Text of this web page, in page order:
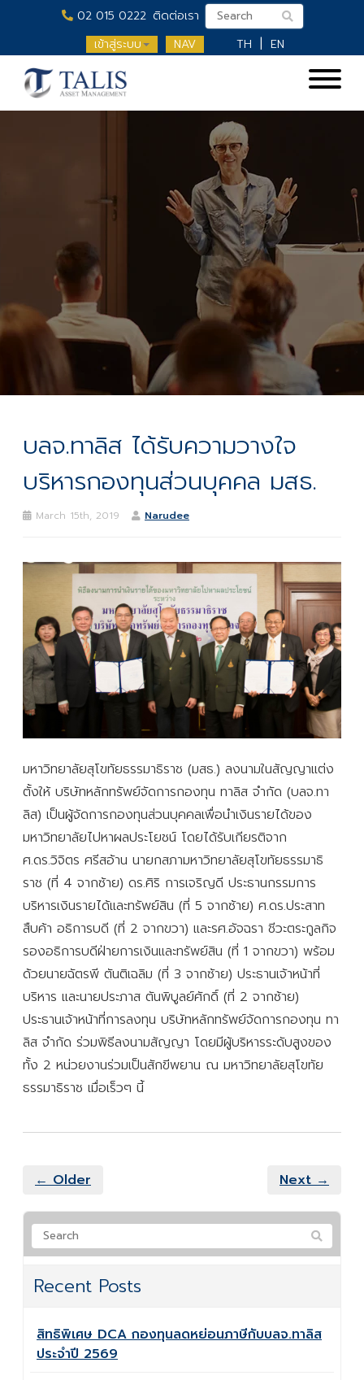
02 015 0222 ติดต่อเรา
เข้าสู่ระบบ
NAV TH EN
บลจ.ทาลิส ได้รับความวางใจ
บริหารกองทุนส่วนบุคคล มสธ.
March 15th, 2019 Narudee
มหาวิทยาลัยสุโขทัยธรรมาธิราช (มสธ.) ลงนามในสัญญาแต่ง
ตั้งให้ บริษัทหลักทรัพย์จัดการกองทุน ทาลิส จำกัด (บลจ.ทา
ลิส) เป็นผู้จัดการกองทุนส่วนบุคคลเพื่อนำเงินรายได้ของ
มหาวิทยาลัยไปหาผลประโยชน์ โดยได้รับเกียรติจาก
ศ.ดร.วิจิตร ศรีสอ้าน นายกสภามหาวิทยาลัยสุโขทัยธรรมาธิ
ราช (ที่ 4 จากซ้าย) ดร.ศิริ การเจริญดี ประธานกรรมการ
บริหารเงินรายได้และทรัพย์สิน (ที่ 5 จากซ้าย) ศ.ดร.ประสาท
สืบค้า อธิการบดี (ที่ 2 จากขวา) และรศ.อัจฉรา ชีวะตระกูลกิจ
รองอธิการบดีฝ่ายการเงินและทรัพย์สิน (ที่ 1 จากขวา) พร้อม
ด้วยนายฉัตรพี ตันติเฉลิม (ที่ 3 จากซ้าย) ประธานเจ้าหน้าที่
บริหาร และนายประภาส ตันพิบูลย์ศักดิ์ (ที่ 2 จากซ้าย)
ประธานเจ้าหน้าที่การลงทุน บริษัทหลักทรัพย์จัดการกองทุน ทา
ลิส จำกัด ร่วมพิธีลงนามสัญญา โดยมีผู้บริหารระดับสูงของ
ทั้ง 2 หน่วยงานร่วมเป็นสักขีพยาน ณ มหาวิทยาลัยสุโขทัย
ธรรมาธิราช เมื่อเร็วๆ นี้
← Older Next →
Recent Posts
สิทธิพิเศษ DCA กองทุนลดหย่อนภาษีกับบลจ.ทาลิส
ประจำปี 2569